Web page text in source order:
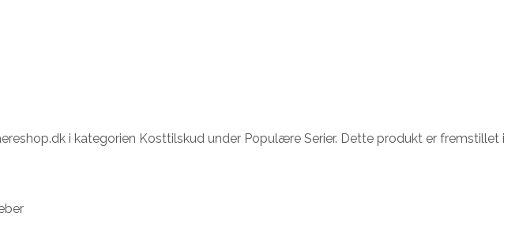
i kategorien Kosttilskud under Populære Serier. Dette produkt er fremstillet i